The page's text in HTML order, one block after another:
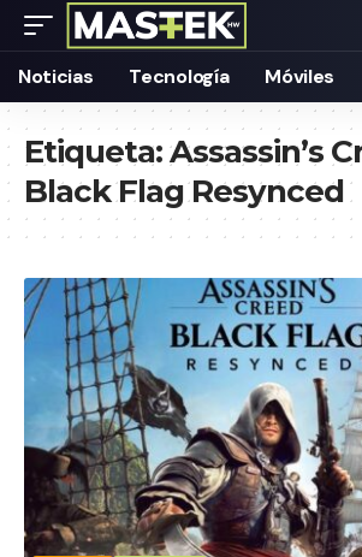
Noticias Tecnología Móviles
Etiqueta:Assassin’s
Black Flag Resynced